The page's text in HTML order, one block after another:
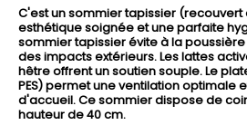
C'est un sommier tapissier (recouvert
esthétique soignée et une parfaite
sommier tapissier évite à la
des impacts extérieurs. Les lattes
hêtre offrent un soutien souple. Le
PES) permet une ventilation optimale
d'accueil. Ce sommier dispose de
hauteur de 40 cm.